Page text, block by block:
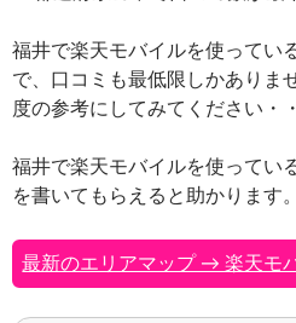
福井で楽天モバイルを使ってい
で、口コミも最低限しかありま
度の参考にしてみてください・
福井で楽天モバイルを使ってい
を書いてもらえると助かります
最新のエリアマップ → 楽天モ